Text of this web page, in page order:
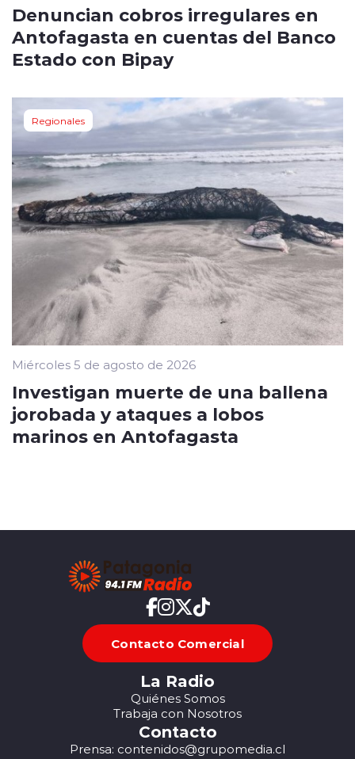
Denuncian cobros irregulares en
Antofagasta en cuentas del Banco
Estado con Bipay
Regionales
Miércoles 5 de agosto de 2026
Investigan muerte de una ballena
jorobada y ataques a lobos
marinos en Antofagasta
Contacto Comercial
La Radio
Quiénes Somos
Trabaja con Nosotros
Contacto
Prensa: contenidos@grupomedia.cl